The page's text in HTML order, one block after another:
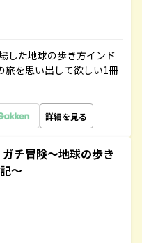
した地球の歩き方インド
を思い出して欲しい1冊
詳細を見る
チ冒険～地球の歩き
～